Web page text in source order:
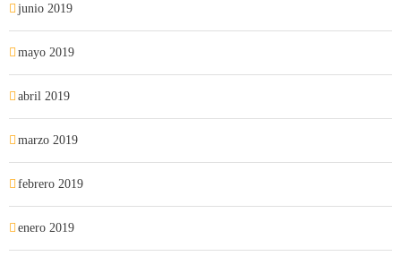
junio 2019
mayo 2019
abril 2019
marzo 2019
febrero 2019
enero 2019